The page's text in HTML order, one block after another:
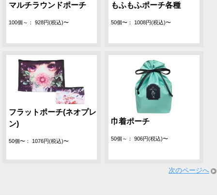
マルチラウンドポーチ
100個～： 928円(税込)〜
もふもふポーチ各種
50個〜： 1008円(税込)〜
フラットポーチ(ネオプレ
ン)
50個〜： 1076円(税込)〜
巾着ポーチ
50個～： 906円(税込)〜
次のページへ